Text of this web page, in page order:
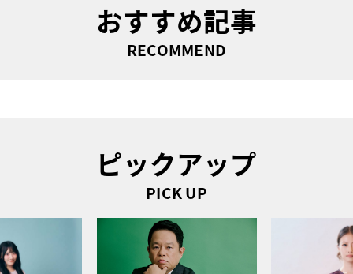
おすすめ記事
RECOMMEND
ピックアップ
PICK UP